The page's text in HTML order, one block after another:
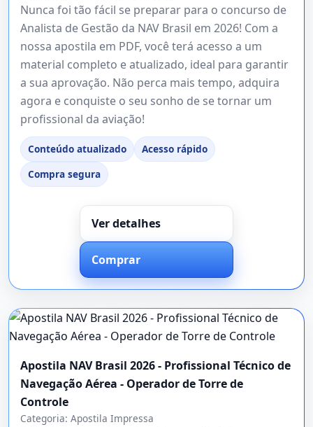
Nunca foi tão fácil se preparar para o concurso de
Analista de Gestão da NAV Brasil em 2026! Com a
nossa apostila em PDF, você terá acesso a um
material completo e atualizado, ideal para garantir
a sua aprovação. Não perca mais tempo, adquira
agora e conquiste o seu sonho de se tornar um
profissional da aviação!
Conteúdo atualizado
Acesso rápido
Compra segura
Ver detalhes
Comprar
Apostila NAV Brasil 2026 - Profissional Técnico de
Navegação Aérea - Operador de Torre de
Controle
Categoria: Apostila Impressa